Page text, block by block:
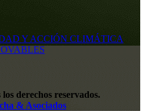
Y ACCIÓN CLIMÁTICA
derechos reservados.
& Asociados